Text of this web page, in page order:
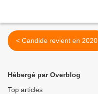
< Candide revient en 2020
Hébergé par Overblog
Top articles